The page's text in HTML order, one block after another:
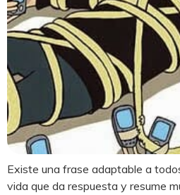
Existe una frase adaptable a
vida que da respuesta y resume